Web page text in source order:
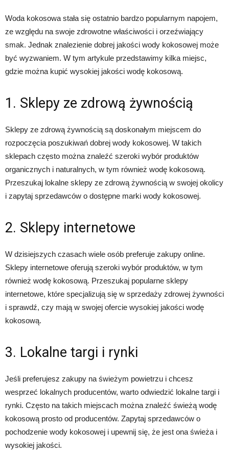
Woda kokosowa stała się ostatnio bardzo popularnym napojem,
ze względu na swoje zdrowotne właściwości i orzeźwiający
smak. Jednak znalezienie dobrej jakości wody kokosowej może
być wyzwaniem. W tym artykule przedstawimy kilka miejsc,
gdzie można kupić wysokiej jakości wodę kokosową.
1. Sklepy ze zdrową żywnością
Sklepy ze zdrową żywnością są doskonałym miejscem do
rozpoczęcia poszukiwań dobrej wody kokosowej. W takich
sklepach często można znaleźć szeroki wybór produktów
organicznych i naturalnych, w tym również wodę kokosową.
Przeszukaj lokalne sklepy ze zdrową żywnością w swojej okolicy
i zapytaj sprzedawców o dostępne marki wody kokosowej.
2. Sklepy internetowe
W dzisiejszych czasach wiele osób preferuje zakupy online.
Sklepy internetowe oferują szeroki wybór produktów, w tym
również wodę kokosową. Przeszukaj popularne sklepy
internetowe, które specjalizują się w sprzedaży zdrowej żywności
i sprawdź, czy mają w swojej ofercie wysokiej jakości wodę
kokosową.
3. Lokalne targi i rynki
Jeśli preferujesz zakupy na świeżym powietrzu i chcesz
wesprzeć lokalnych producentów, warto odwiedzić lokalne targi i
rynki. Często na takich miejscach można znaleźć świeżą wodę
kokosową prosto od producentów. Zapytaj sprzedawców o
pochodzenie wody kokosowej i upewnij się, że jest ona świeża i
wysokiej jakości.